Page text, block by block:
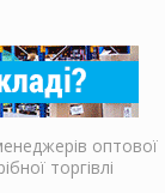
оптової
торгівлі